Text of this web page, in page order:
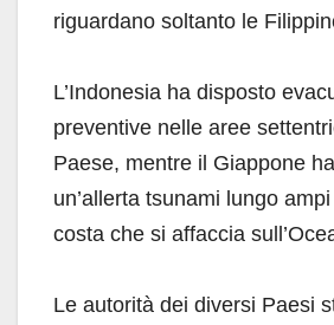
riguardano soltanto le
L’Indonesia ha disposto
preventive nelle aree
Paese, mentre il Giappone
un’allerta tsunami lungo
costa che si affaccia
Le autorità dei diversi Paesi